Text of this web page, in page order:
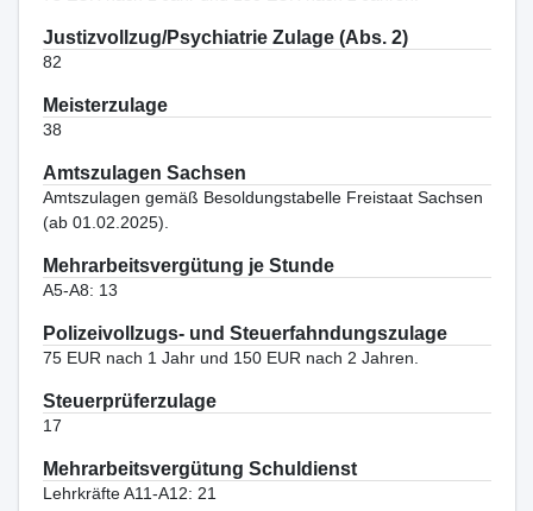
Justizvollzug/Psychiatrie Zulage (Abs. 2)
82
Meisterzulage
38
Amtszulagen Sachsen
Amtszulagen gemäß Besoldungstabelle Freistaat Sachsen
(ab 01.02.2025).
Mehrarbeitsvergütung je Stunde
A5-A8: 13
Polizeivollzugs- und Steuerfahndungszulage
75 EUR nach 1 Jahr und 150 EUR nach 2 Jahren.
Steuerprüferzulage
17
Mehrarbeitsvergütung Schuldienst
Lehrkräfte A11-A12: 21